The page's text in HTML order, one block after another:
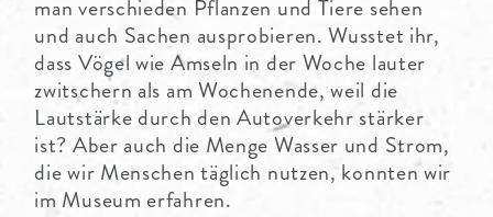
man verschieden Pflanzen und Tiere sehen
und auch Sachen ausprobieren. Wusstet ihr,
dass Vögel wie Amseln in der Woche lauter
zwitschern als am Wochenende, weil die
Lautstärke durch den Autoverkehr stärker
ist? Aber auch die Menge Wasser und Strom,
die wir Menschen täglich nutzen, konnten wir
im Museum erfahren.